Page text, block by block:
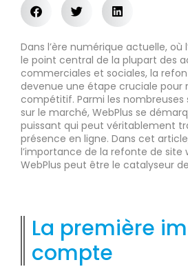
Dans l’ère numérique actuelle, où
le point central de la plupart des
commerciales et sociales, la
devenue une étape cruciale pour
compétitif. Parmi les nombreuses
sur le marché, WebPlus se
puissant qui peut véritablement
présence en ligne. Dans cet
l’importance de la refonte de
WebPlus peut être le catalyseur
La première
compte